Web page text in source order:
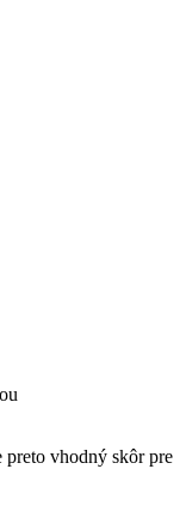
vhodný skôr pre